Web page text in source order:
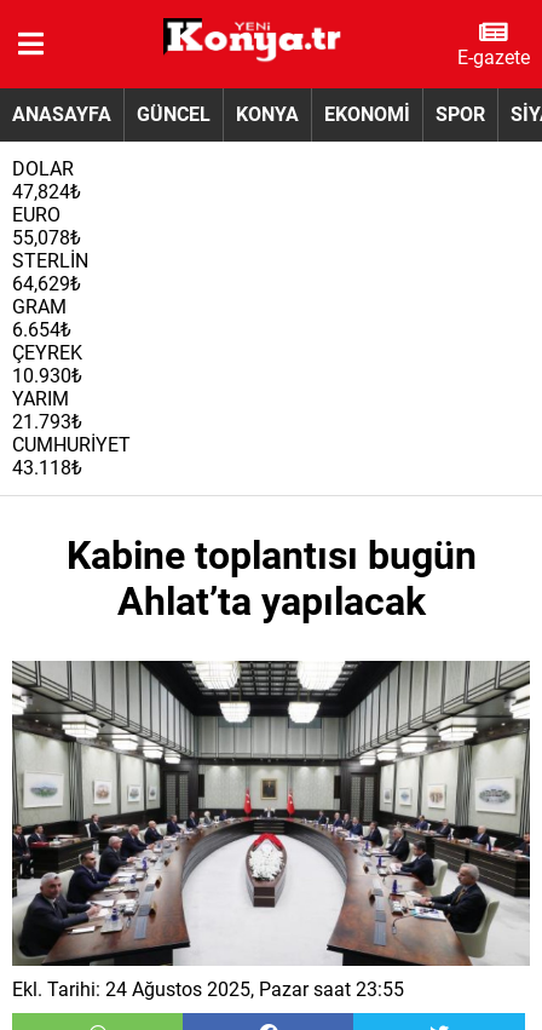
E-gazete
ANASAYFA GÜNCEL KONYA EKONOMİ SPOR
DOLAR
47,824₺
EURO
55,078₺
STERLİN
64,629₺
GRAM
6.654₺
ÇEYREK
10.930₺
YARIM
21.793₺
CUMHURİYET
43.118₺
Kabine toplantısı bugün
Ahlat’ta yapılacak
Ekl. Tarihi: 24 Ağustos 2025, Pazar saat 23:55